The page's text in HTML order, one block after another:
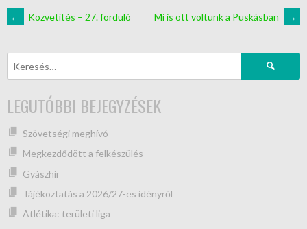
← Közvetítés – 27. forduló Mi is ott voltunk a Puskásban →
LEGUTÓBBI BEJEGYZÉSEK
Szövetségi meghívó
Megkezdődött a felkészülés
Gyászhír
Tájékoztatás a 2026/27-es idényről
Atlétika: területi liga